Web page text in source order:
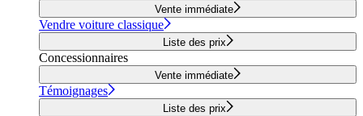
Vente immédiate
Vendre voiture classique
Liste des prix
Concessionnaires
Vente immédiate
Témoignages
Liste des prix